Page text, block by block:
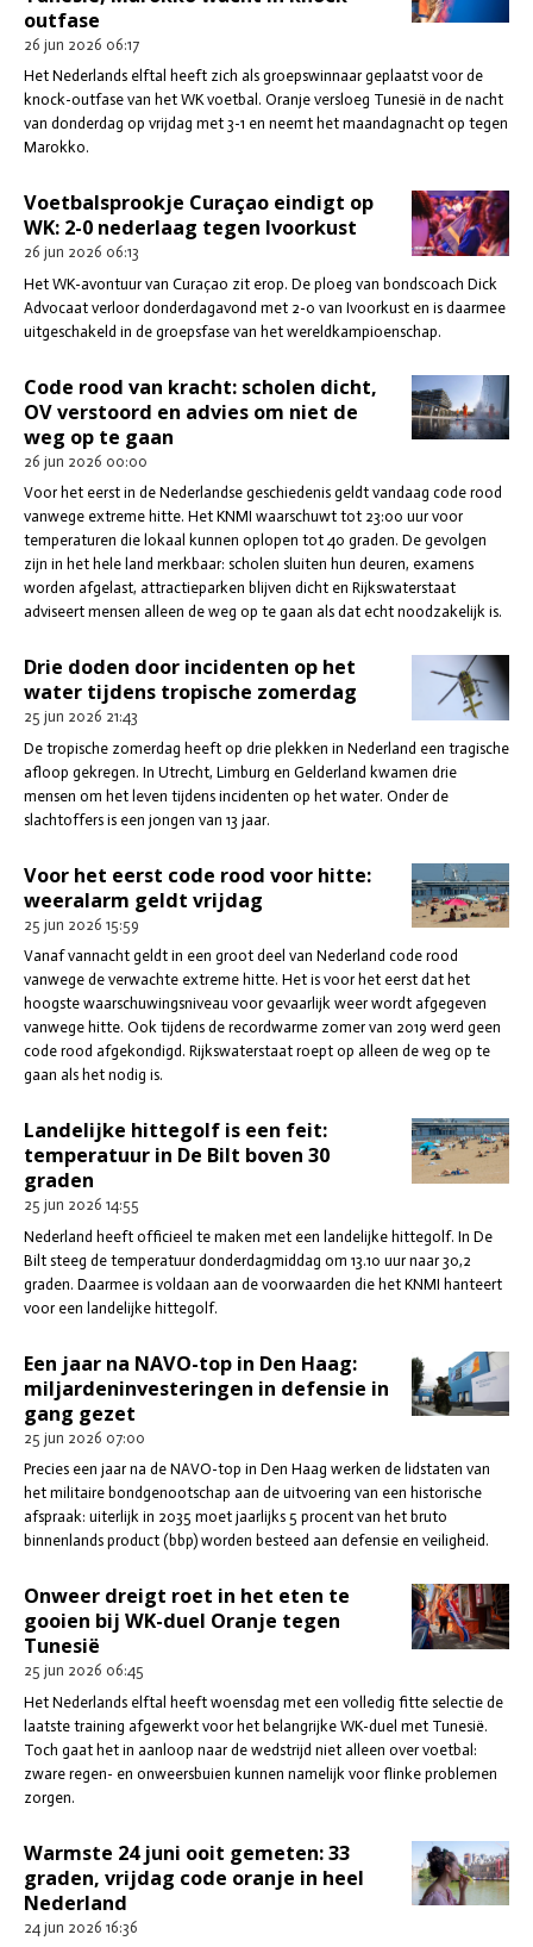
outfase
26 jun 2026 06:17
Het Nederlands elftal heeft zich als groepswinnaar geplaatst voor de
knock-outfase van het WK voetbal. Oranje versloeg Tunesië in de nacht
van donderdag op vrijdag met 3-1 en neemt het maandagnacht op tegen
Marokko.
Voetbalsprookje Curaçao eindigt op
WK: 2-0 nederlaag tegen Ivoorkust
26 jun 2026 06:13
Het WK-avontuur van Curaçao zit erop. De ploeg van bondscoach Dick
Advocaat verloor donderdagavond met 2-0 van Ivoorkust en is daarmee
uitgeschakeld in de groepsfase van het wereldkampioenschap.
Code rood van kracht: scholen dicht,
OV verstoord en advies om niet de
weg op te gaan
26 jun 2026 00:00
Voor het eerst in de Nederlandse geschiedenis geldt vandaag code rood
vanwege extreme hitte. Het KNMI waarschuwt tot 23:00 uur voor
temperaturen die lokaal kunnen oplopen tot 40 graden. De gevolgen
zijn in het hele land merkbaar: scholen sluiten hun deuren, examens
worden afgelast, attractieparken blijven dicht en Rijkswaterstaat
adviseert mensen alleen de weg op te gaan als dat echt noodzakelijk is.
Drie doden door incidenten op het
water tijdens tropische zomerdag
25 jun 2026 21:43
De tropische zomerdag heeft op drie plekken in Nederland een tragische
afloop gekregen. In Utrecht, Limburg en Gelderland kwamen drie
mensen om het leven tijdens incidenten op het water. Onder de
slachtoffers is een jongen van 13 jaar.
Voor het eerst code rood voor hitte:
weeralarm geldt vrijdag
25 jun 2026 15:59
Vanaf vannacht geldt in een groot deel van Nederland code rood
vanwege de verwachte extreme hitte. Het is voor het eerst dat het
hoogste waarschuwingsniveau voor gevaarlijk weer wordt afgegeven
vanwege hitte. Ook tijdens de recordwarme zomer van 2019 werd geen
code rood afgekondigd. Rijkswaterstaat roept op alleen de weg op te
gaan als het nodig is.
Landelijke hittegolf is een feit:
temperatuur in De Bilt boven 30
graden
25 jun 2026 14:55
Nederland heeft officieel te maken met een landelijke hittegolf. In De
Bilt steeg de temperatuur donderdagmiddag om 13.10 uur naar 30,2
graden. Daarmee is voldaan aan de voorwaarden die het KNMI hanteert
voor een landelijke hittegolf.
Een jaar na NAVO-top in Den Haag:
miljardeninvesteringen in defensie in
gang gezet
25 jun 2026 07:00
Precies een jaar na de NAVO-top in Den Haag werken de lidstaten van
het militaire bondgenootschap aan de uitvoering van een historische
afspraak: uiterlijk in 2035 moet jaarlijks 5 procent van het bruto
binnenlands product (bbp) worden besteed aan defensie en veiligheid.
Onweer dreigt roet in het eten te
gooien bij WK-duel Oranje tegen
Tunesië
25 jun 2026 06:45
Het Nederlands elftal heeft woensdag met een volledig fitte selectie de
laatste training afgewerkt voor het belangrijke WK-duel met Tunesië.
Toch gaat het in aanloop naar de wedstrijd niet alleen over voetbal:
zware regen- en onweersbuien kunnen namelijk voor flinke problemen
zorgen.
Warmste 24 juni ooit gemeten: 33
graden, vrijdag code oranje in heel
Nederland
24 jun 2026 16:36